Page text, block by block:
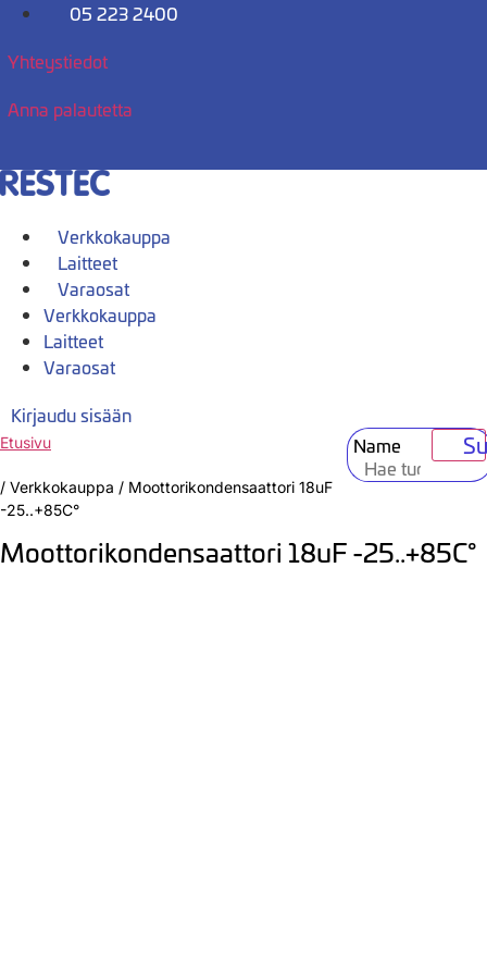
Mene
05 223 2400
Yhteystiedot
Anna palautetta
Verkkokauppa
Laitteet
Varaosat
Verkkokauppa
Laitteet
Varaosat
Kirjaudu sisään
Name
Etusivu
/ Verkkokauppa / Moottorikondensaattori 18uF
-25..+85C°
Moottorikondensaattori 18uF -25..+85C°